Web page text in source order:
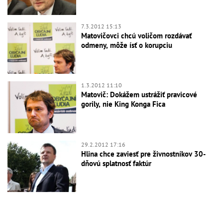
7.3.2012 15:13
Matovičovci chcú voličom rozdávať
odmeny, môže ísť o korupciu
1.3.2012 11:10
Matovič: Dokážem ustrážiť pravicové
gorily, nie King Konga Fica
29.2.2012 17:16
Hlina chce zaviesť pre živnostníkov 30-
dňovú splatnosť faktúr